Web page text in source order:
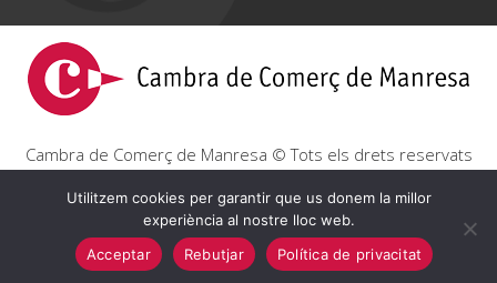
Cambra de Comerç de Manresa © Tots els drets reservats
Avís Legal Política de privacitat Política de cookies
Utilitzem cookies per garantir que us donem la millor
experiència al nostre lloc web.
Acceptar
Rebutjar Política de privacitat